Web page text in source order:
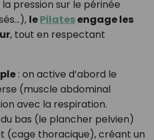
pression sur le périnée
lePilatesengage les
, tout en respectant
: on active d’abord le
(muscle abdominal
avec la respiration.
bas (le plancher pelvien)
(cage thoracique), créant un